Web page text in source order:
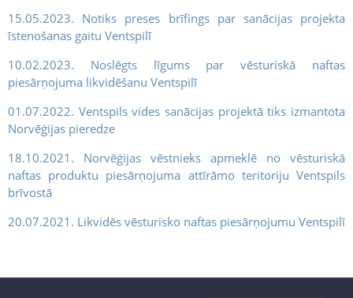
15.05.2023. Notiks preses brīfings par sanācijas projekta
īstenošanas gaitu Ventspilī
10.02.2023. Noslēgts līgums par vēsturiskā naftas
piesārņojuma likvidēšanu Ventspilī
01.07.2022. Ventspils vides sanācijas projektā tiks izmantota
Norvēģijas pieredze
18.10.2021. Norvēģijas vēstnieks apmeklē no vēsturiskā
naftas produktu piesārņojuma attīrāmo teritoriju Ventspils
brīvostā
20.07.2021. Likvidēs vēsturisko naftas piesārņojumu Ventspilī